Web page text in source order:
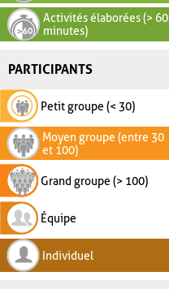
Activités élaborées (> 60
minutes)
PARTICIPANTS
Petit groupe (< 30)
Moyen groupe (entre 30
et 100)
Grand groupe (> 100)
Équipe
Individuel